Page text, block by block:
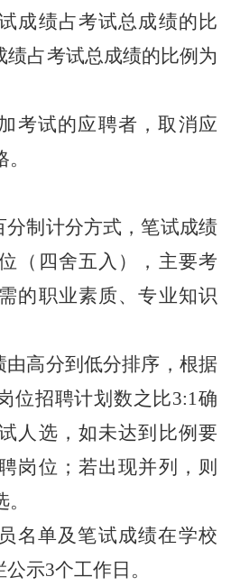
试成绩占考试总成绩的比
绩占考试总成绩的比例为
考试的应聘者，取消应
分制计分方式，笔试成绩
（四舍五入） ， 主要考
的职业素质、专业知识
由高分到低分排序，根据
位招聘计划数之比3:1确
人选，如未达到比例 要
岗位；若出现并列，则
。
名单及笔试成绩在学校
公示3个工作日。